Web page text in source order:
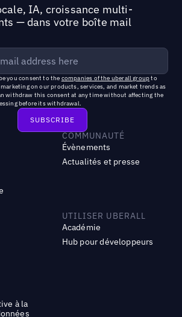
IA, croissance multi-
— dans votre boîte mail
you consent to the companies of the uberall groupto
on our products, services, and market trends as
withdraw this consent at any time without affecting the
before its withdrawal.
COMMUNAUTÉ
Évènements
Actualités et presse
UTILISER UBERALL
Académie
Hub pour développeurs
à la